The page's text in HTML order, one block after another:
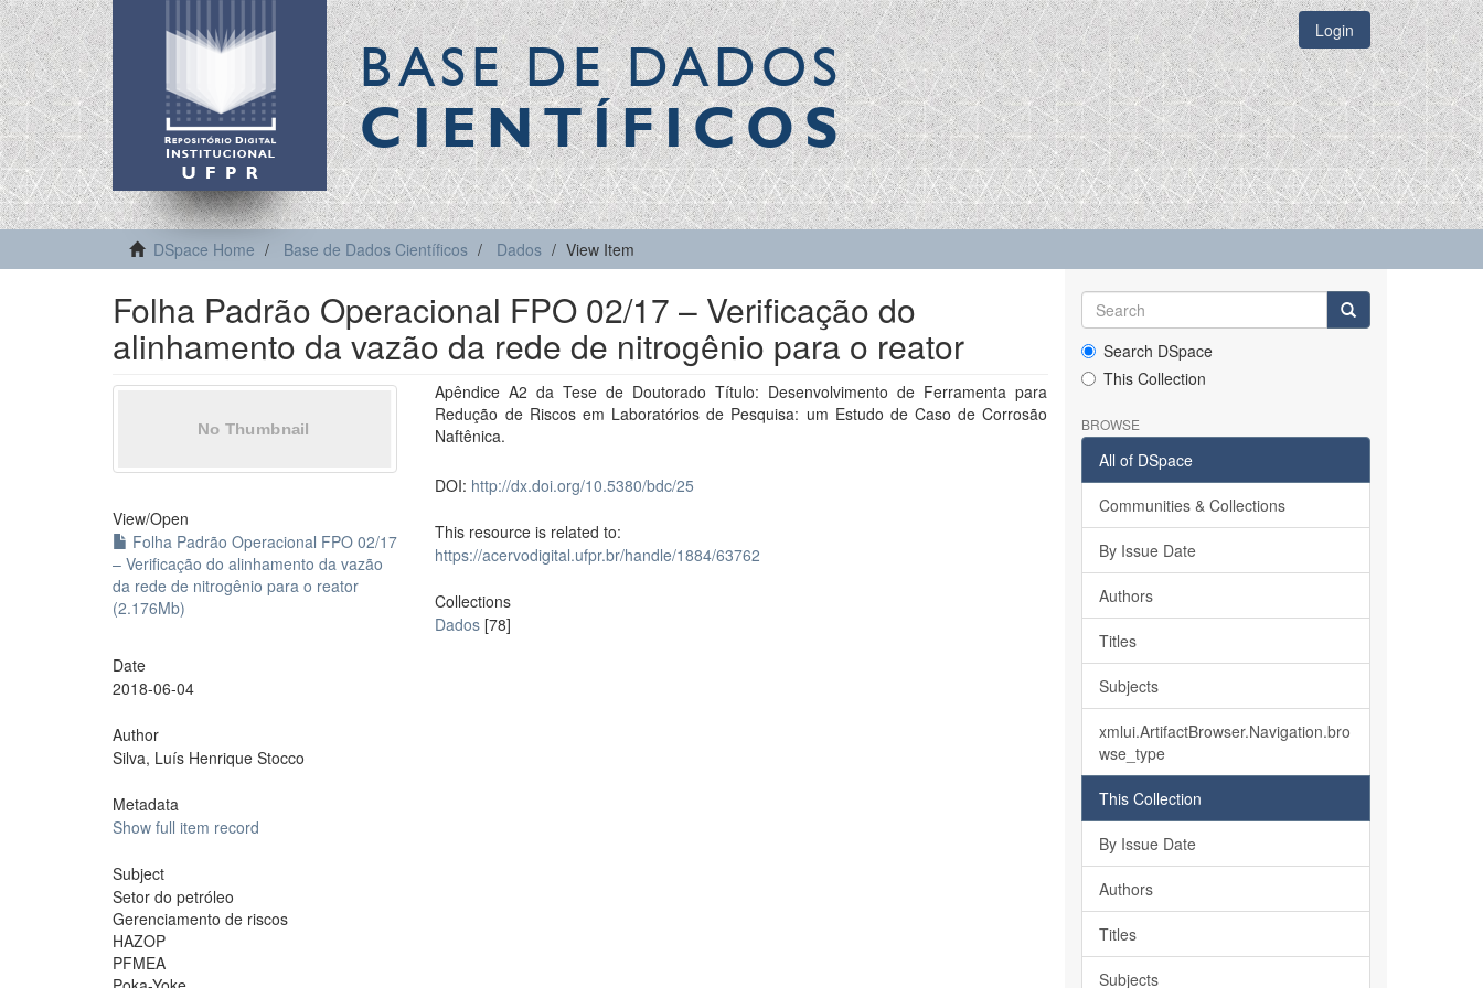
BASE DE DADOS
CIENTÍFICOS
Login
DSpace Home Base de Dados Científicos Dados View Item
Folha Padrão Operacional FPO 02/17 – Verificação do
alinhamento da vazão da rede de nitrogênio para o reator
View/Open
Folha Padrão Operacional FPO 02/17
– Verificação do alinhamento da vazão
da rede de nitrogênio para o reator
(2.176Mb)
Date
2018-06-04
Author
Silva, Luís Henrique Stocco
Metadata
Show full item record
Subject
Setor do petróleo
Gerenciamento de riscos
HAZOP
PFMEA
Apêndice A2 da Tese de Doutorado Título: Desenvolvimento de Ferramenta para
Redução de Riscos em Laboratórios de Pesquisa: um Estudo de Caso de Corrosão
Naftênica.
DOI: http://dx.doi.org/10.5380/bdc/25
This resource is related to:
https://acervodigital.ufpr.br/handle/1884/63762
Collections
Dados [78]
Search DSpace
This Collection
BROWSE
All of DSpace
Communities & Collections
By Issue Date
Authors
Titles
Subjects
xmlui.ArtifactBrowser.Navigation.bro
wse_type
This Collection
By Issue Date
Authors
Titles
Subjects